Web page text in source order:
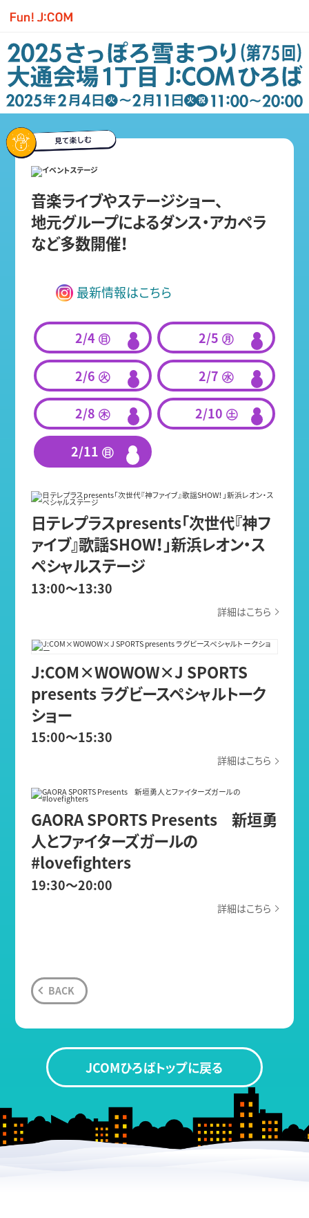
音楽ライブやステージショー、
地元グループによるダンス・アカペラ
など多数開催！
最新情報はこちら
2/4 ㊐ 2/5 ㊊
2/6 ㊋ 2/7 ㊌
2/8 ㊍ 2/10 ㊏
2/11 ㊐
日テレプラスpresents「次世代『神フ
ァイブ』歌謡SHOW！」新浜レオン・ス
ペシャルステージ
13:00〜13:30
詳細はこちら
J:COM×WOWOW×J SPORTS
presents ラグビースペシャルトーク
ショー
15:00～15:30
詳細はこちら
GAORA SPORTS Presents 新垣勇
人とファイターズガールの
#lovefighters
19:30～20:00
詳細はこちら
BACK
JCOMひろばトップに戻る